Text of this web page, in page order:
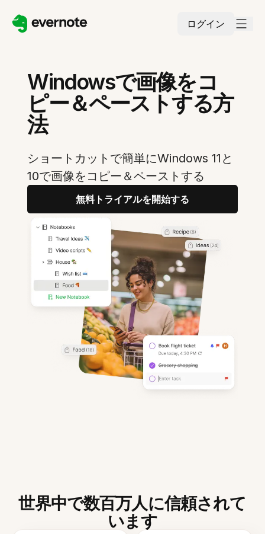
ログイン
Windowsで画像をコ
ピー＆ペーストする方
法
ショートカットで簡単にWindows 11と
10で画像をコピー＆ペーストする
無料トライアルを開始する
世界中で数百万人に信頼されて
います